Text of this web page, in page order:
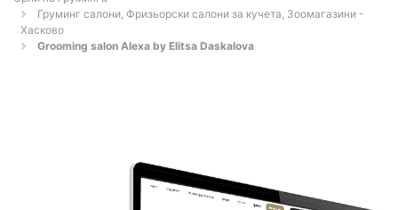
Груминг салони, Фризьорски салони за кучета, Зоомагазини -
Хасково
Grooming salon Alexa by Elitsa Daskalova